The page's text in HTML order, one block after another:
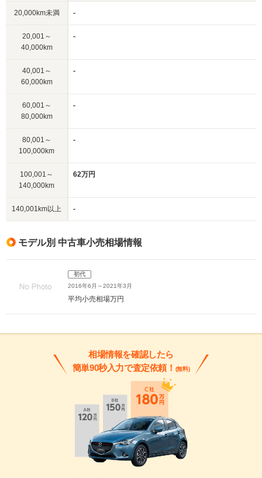
20,000km未満 -
20,001～
40,000km
-
40,001～
60,000km
-
60,001～
80,000km
-
80,001～
100,000km
-
100,001～
140,000km
62万円
140,001km以上 -
モデル別 中古車小売相場情報
初代
2016年6月～2021年3月
平均小売相場万円
相場情報を確認したら
簡単90秒入力で査定依頼！ (無料)